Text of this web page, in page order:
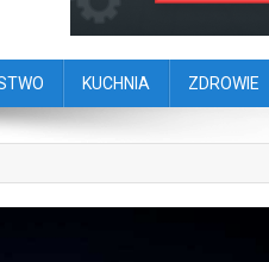
portal
KUCHNIA ZDROWIE